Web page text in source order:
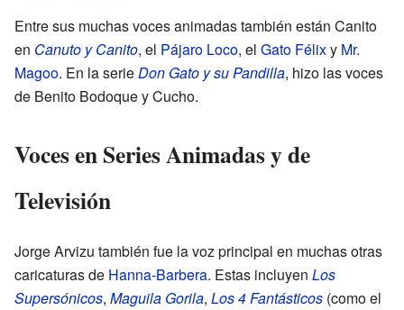
Entre sus muchas voces animadas también están Canito
en Canuto y Canito, el Pájaro Loco, el Gato Félixy Mr.
Magoo. En la serieDon Gato y su Pandilla, hizo las voces
de Benito Bodoque y Cucho.
Voces en Series Animadas y de
Televisión
Jorge Arvizu también fue la voz principal en muchas otras
caricaturas de Hanna-Barbera. Estas incluyen Los
Supersónicos, Maguila Gorila, Los 4 Fantásticos (como el